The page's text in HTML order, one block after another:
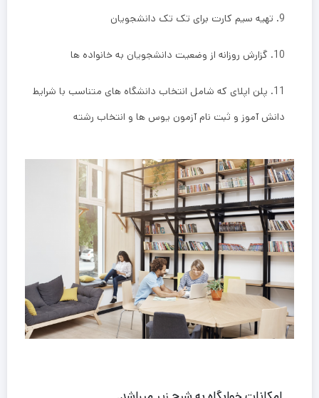
9. تهیه سیم کارت برای تک تک دانشجویان
10. گزارش روزانه از وضعیت دانشجویان به خانواده ها
11. پلن اپلای که شامل انتخاب دانشگاه های متناسب با شرایط
دانش آموز و ثبت نام آزمون یوس ها و انتخاب رشته